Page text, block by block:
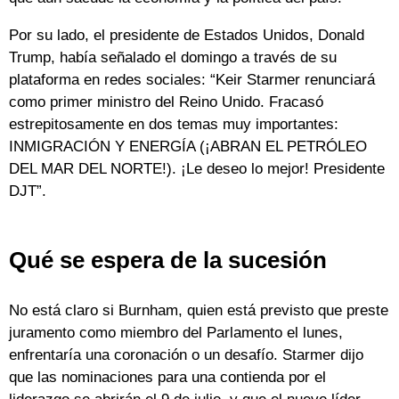
Por su lado, el presidente de Estados Unidos, Donald
Trump, había señalado el domingo a través de su
plataforma en redes sociales: “Keir Starmer renunciará
como primer ministro del Reino Unido. Fracasó
estrepitosamente en dos temas muy importantes:
INMIGRACIÓN Y ENERGÍA (¡ABRAN EL PETRÓLEO
DEL MAR DEL NORTE!). ¡Le deseo lo mejor! Presidente
DJT”.
Qué se espera de la sucesión
No está claro si Burnham, quien está previsto que preste
juramento como miembro del Parlamento el lunes,
enfrentaría una coronación o un desafío. Starmer dijo
que las nominaciones para una contienda por el